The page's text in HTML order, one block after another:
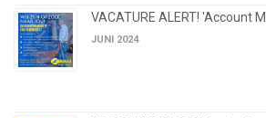
VACATURE ALERT! 'Account
JUNI 2024